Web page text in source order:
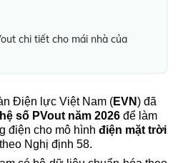
chi tiết cho mái nhà của
Điện lực Việt Nam (EVN) đã
số PVout năm 2026 để làm
điện cho mô hình điện mặt trời
theo Nghị định 58.